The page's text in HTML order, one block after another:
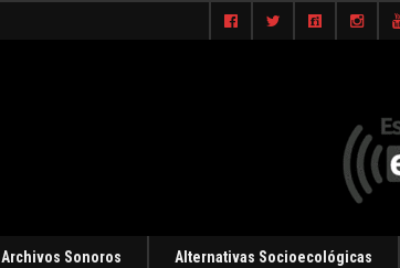
Archivos Sonoros Alternativas Socioecológicas